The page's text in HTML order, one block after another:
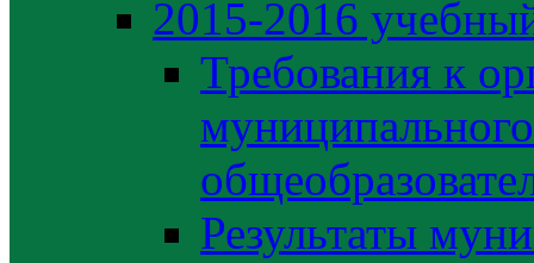
2015-2016
Требования к
Результаты